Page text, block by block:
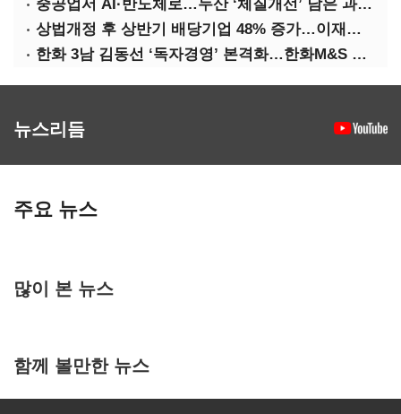
중공업서 AI·반도체로…두산 ‘체질개선’ 남은 과제는
상법개정 후 상반기 배당기업 48% 증가…이재용 배당액 728억 1위
한화 3남 김동선 ‘독자경영’ 본격화…한화M&S 공식 출범
뉴스리듬
주요 뉴스
많이 본 뉴스
함께 볼만한 뉴스